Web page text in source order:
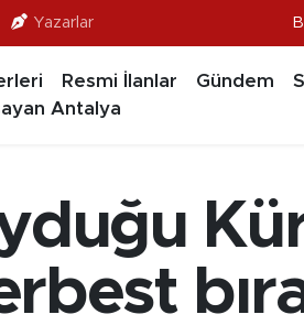
Yazarlar
Resmi İlanlar Gündem
Antalya